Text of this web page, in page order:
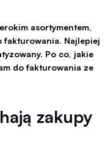
asortymentem,
fakturowania. Najlepiej
Po co, jakie
do fakturowania ze
zakupy